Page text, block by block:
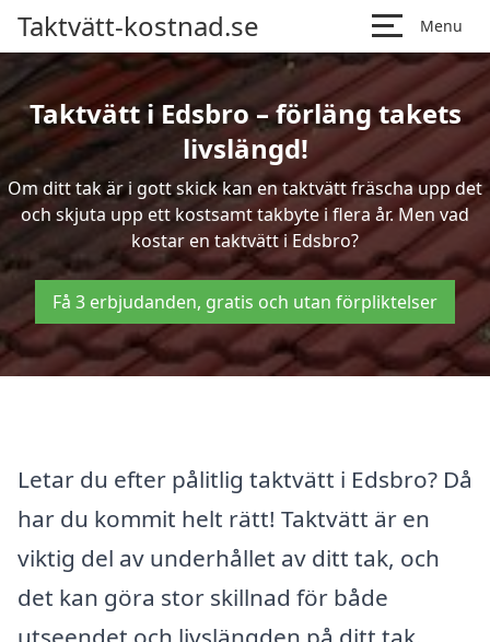
Taktvätt-kostnad.se Menu
Taktvätt i Edsbro – förläng takets
livslängd!
Om ditt tak är i gott skick kan en taktvätt fräscha upp det
och skjuta upp ett kostsamt takbyte i flera år. Men vad
kostar en taktvätt i Edsbro?
Få 3 erbjudanden, gratis och utan förpliktelser
Letar du efter pålitlig taktvätt i Edsbro? Då
har du kommit helt rätt! Taktvätt är en
viktig del av underhållet av ditt tak, och
det kan göra stor skillnad för både